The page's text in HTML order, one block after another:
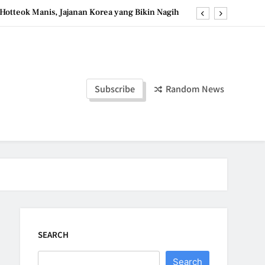
Hotteok Manis, Jajanan Korea yang Bikin Nagih
the Simple Ingredients That Make It Perfect
Tzatziki Yogurt Saus Segar Favorit Mediterania
Subscribe Random News
SEARCH
Search